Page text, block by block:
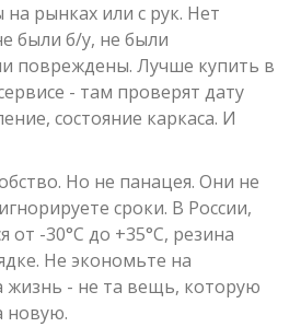
рынках или с рук. Нет
были б/у, не были
повреждены. Лучше купить в
- там проверят дату
состояние каркаса. И
Но не панацея. Они не
сроки. В России,
от -30°C до +35°C, резина
Не экономьте на
жизнь - не та вещь, которую
новую.